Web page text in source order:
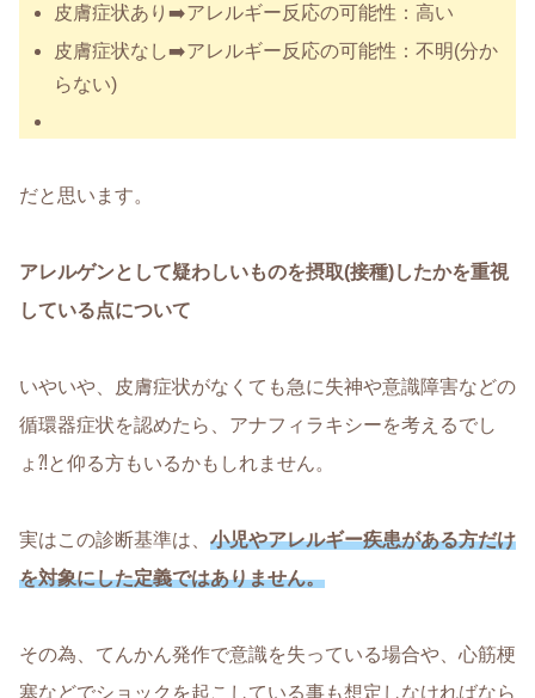
皮膚症状あり➡️アレルギー反応の可能性：高い
皮膚症状なし➡️アレルギー反応の可能性：不明(分か
らない)
だと思います。
アレルゲンとして疑わしいものを摂取(接種)したかを重視
している点について
いやいや、皮膚症状がなくても急に失神や意識障害などの
循環器症状を認めたら、アナフィラキシーを考えるでし
ょ⁈と仰る方もいるかもしれません。
実はこの診断基準は、 小児やアレルギー疾患がある方だけ
を対象にした定義ではありません。
その為、てんかん発作で意識を失っている場合や、心筋梗
塞などでショックを起こしている事も想定しなければなら